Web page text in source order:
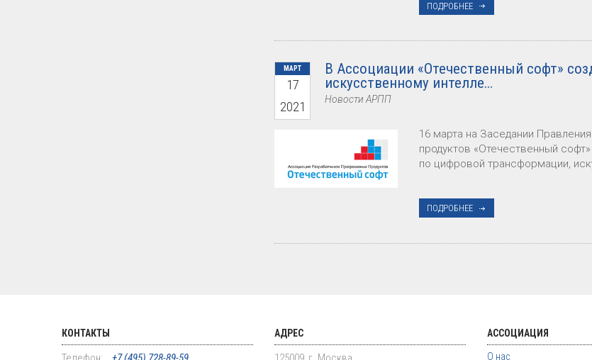
ПОДРОБНЕЕ
МАРТ
17
2021
В Ассоциации «Отечественный софт»
искусственному интелле...
Новости АРПП
16 марта на Заседании
продуктов «Отечественный
по цифровой трансформации,
ПОДРОБНЕЕ
КОНТАКТЫ АДРЕС АССОЦИАЦИЯ
О нас